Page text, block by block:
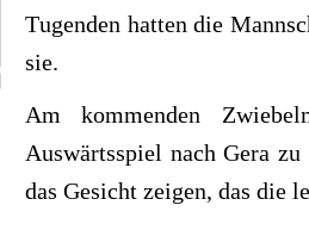
Tugenden hatten die
sie.
Am kommenden
Auswärtsspiel nach Gera
das Gesicht zeigen, das die